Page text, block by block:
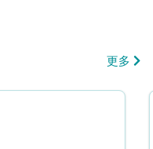
更多